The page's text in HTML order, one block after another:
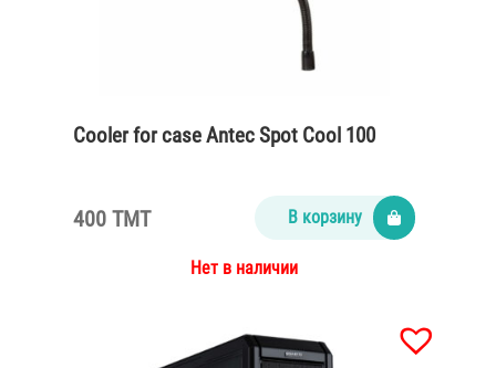
Cooler for case Antec Spot Cool 100
400 TMT В корзину
Нет в наличии